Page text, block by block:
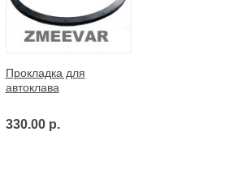
Прокладка для
автоклава
330.00 р.